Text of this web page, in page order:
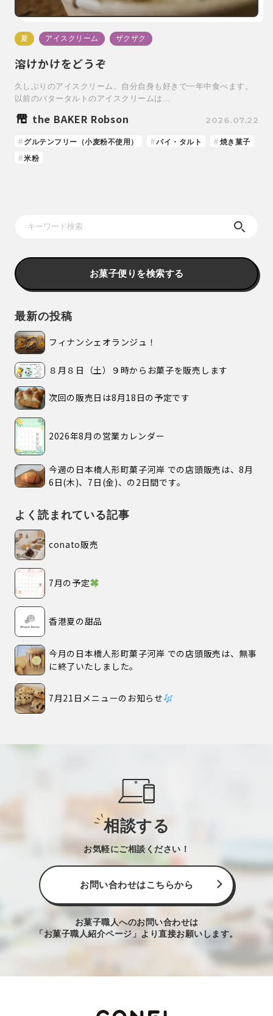
夏 アイスクリーム ザクザク
溶けかけをどうぞ
久しぶりのアイスクリーム。自分自身も好きで一年中食べます。
以前のバタータルトのアイスクリームは…
the BAKER Robson 2026.07.22
グルテンフリー（小麦粉不使用） パイ・タルト
焼き菓子
米粉
お菓子便りを検索する
最新の投稿
フィナンシェオランジュ！
８月８日（土）９時からお菓子を販売します
次回の販売日は8月18日の予定です
2026年8月の営業カレンダー
今週の日本橋人形町菓子河岸 での店頭販売は、8月
6日(木)、7日(金)、の2日間です。
よく読まれている記事
conato販売
7月の予定
香港夏の甜品
今月の日本橋人形町菓子河岸 での店頭販売は、無事
に終了いたしました。
7月21日メニューのお知らせ
相談する
お気軽にご相談ください！
お問い合わせはこちらから
お菓子職人へのお問い合わせは
「お菓子職人紹介ページ」より直接お願いします。